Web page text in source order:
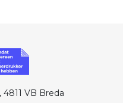
4811 VB Breda